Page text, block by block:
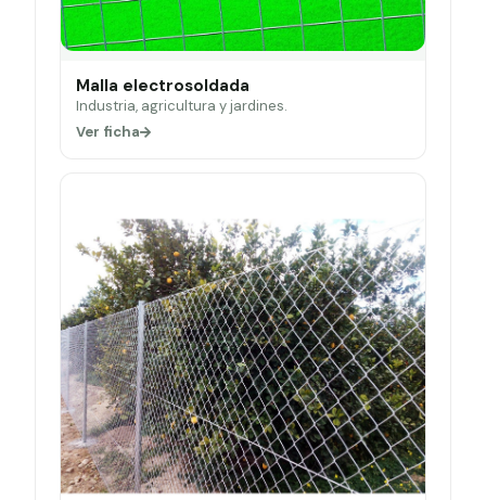
Malla electrosoldada
Industria, agricultura y jardines.
Ver ficha